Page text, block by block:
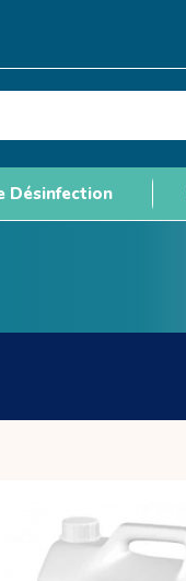
Désinfection